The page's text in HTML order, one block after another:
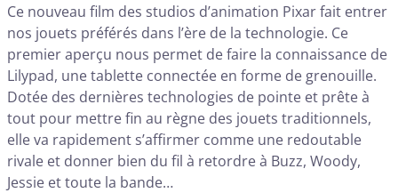
Ce nouveau film des studios d’animation Pixar fait entrer
nos jouets préférés dans l’ère de la technologie. Ce
premier aperçu nous permet de faire la connaissance de
Lilypad, une tablette connectée en forme de grenouille.
Dotée des dernières technologies de pointe et prête à
tout pour mettre fin au règne des jouets traditionnels,
elle va rapidement s’affirmer comme une redoutable
rivale et donner bien du fil à retordre à Buzz, Woody,
Jessie et toute la bande…